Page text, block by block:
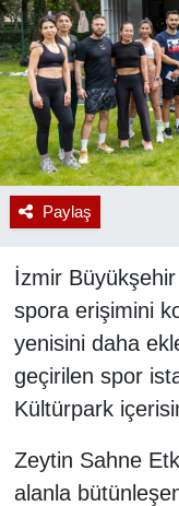
Paylaş
İzmir
spora erişimini
yenisini daha
geçirilen spor
Kültürpark
Zeytin Sahne
alanla